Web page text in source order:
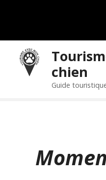
chien
Guide